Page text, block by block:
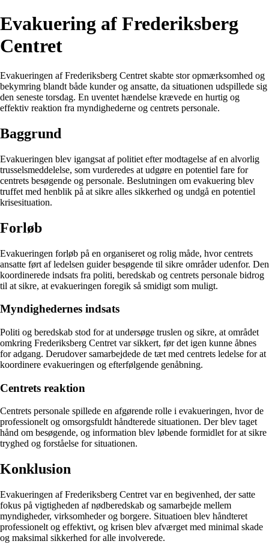
Evakuering af Frederiksberg
Centret
Evakueringen af Frederiksberg Centret skabte stor opmærksomhed og
bekymring blandt både kunder og ansatte, da situationen udspillede sig
den seneste torsdag. En uventet hændelse krævede en hurtig og
effektiv reaktion fra myndighederne og centrets personale.
Baggrund
Evakueringen blev igangsat af politiet efter modtagelse af en alvorlig
trusselsmeddelelse, som vurderedes at udgøre en potentiel fare for
centrets besøgende og personale. Beslutningen om evakuering blev
truffet med henblik på at sikre alles sikkerhed og undgå en potentiel
krisesituation.
Forløb
Evakueringen forløb på en organiseret og rolig måde, hvor centrets
ansatte ført af ledelsen guider besøgende til sikre områder udenfor. Den
koordinerede indsats fra politi, beredskab og centrets personale bidrog
til at sikre, at evakueringen foregik så smidigt som muligt.
Myndighedernes indsats
Politi og beredskab stod for at undersøge truslen og sikre, at området
omkring Frederiksberg Centret var sikkert, før det igen kunne åbnes
for adgang. Derudover samarbejdede de tæt med centrets ledelse for at
koordinere evakueringen og efterfølgende genåbning.
Centrets reaktion
Centrets personale spillede en afgørende rolle i evakueringen, hvor de
professionelt og omsorgsfuldt håndterede situationen. Der blev taget
hånd om besøgende, og information blev løbende formidlet for at sikre
tryghed og forståelse for situationen.
Konklusion
Evakueringen af Frederiksberg Centret var en begivenhed, der satte
fokus på vigtigheden af nødberedskab og samarbejde mellem
myndigheder, virksomheder og borgere. Situatioen blev håndteret
professionelt og effektivt, og krisen blev afværget med minimal skade
og maksimal sikkerhed for alle involverede.